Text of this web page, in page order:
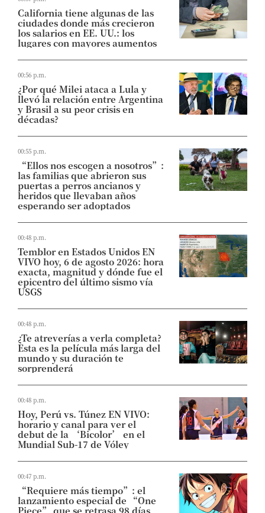
California tiene algunas de las
ciudades donde más crecieron
los salarios en EE. UU.: los
lugares con mayores aumentos
00:56 p.m.
¿Por qué Milei ataca a Lula y
llevó la relación entre Argentina
y Brasil a su peor crisis en
décadas?
00:55 p.m.
“Ellos nos escogen a nosotros”:
las familias que abrieron sus
puertas a perros ancianos y
heridos que llevaban años
esperando ser adoptados
00:48 p.m.
Temblor en Estados Unidos EN
VIVO hoy, 6 de agosto 2026: hora
exacta, magnitud y dónde fue el
epicentro del último sismo vía
USGS
00:48 p.m.
¿Te atreverías a verla completa?
Esta es la película más larga del
mundo y su duración te
sorprenderá
00:48 p.m.
Hoy, Perú vs. Túnez EN VIVO:
horario y canal para ver el
debut de la ‘Bicolor’ en el
Mundial Sub-17 de Vóley
00:47 p.m.
“Requiere más tiempo”: el
lanzamiento especial de “One
Piece” que se retrasa 98 días